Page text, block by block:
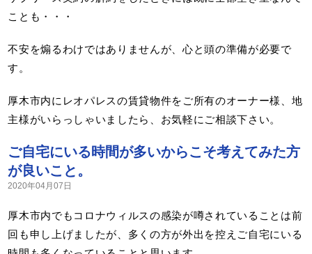
ことも・・・
不安を煽るわけではありませんが、心と頭の準備が必要で
す。
厚木市内にレオパレスの賃貸物件をご所有のオーナー様、地
主様がいらっしゃいましたら、お気軽にご相談下さい。
ご自宅にいる時間が多いからこそ考えてみた方
が良いこと。
2020年04月07日
厚木市内でもコロナウィルスの感染が噂されていることは前
回も申し上げましたが、多くの方が外出を控えご自宅にいる